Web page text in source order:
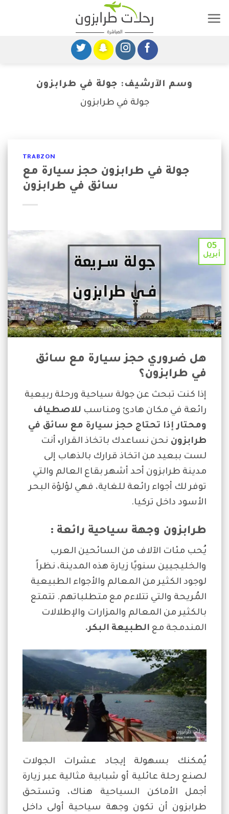
إلى
وسم الآرشيف: جولة في طرابزون
جولة في طرابزون
TRABZON
جولة في طرابزون حجز سيارة مع
سائق في طرابزون
05
أبريل
هل ضروري حجز سيارة مع سائق
في طرابزون؟
إذا كنت تبحث عن جولة سياحية ورحلة ربيعية
رائعة في مكان هادئ ومناسب للاصطياف
ومحتار إذا تحتاج حجز سيارة مع سائق في
طرابزون نحن نساعدك باتخاذ القرار، أنت
لست ببعيد من اتخاذ قرارك بالذهاب إلى
مدينة طرابزون أحد أشهر بقاع العالم والتي
توفر لك أجواء رائعة للغاية، فهي لؤلؤة البحر
الأسود داخل تركيا.
طرابزون وجهة سياحية رائعة :
يُحب مئات الآلاف من السائحين العرب
والخليجيين سنويًا زيارة هذه المدينة، نظراً
لوجود الكثير من المعالم والأجواء الطبيعية
المُريحة والتي تتلاءم مع متطلباتهم. تتمتع
بالكثير من المعالم والمزارات والإطلالات
المندمجة مع الطبيعة البكر.
يُمكنك بسهولة إيجاد عشرات الجولات
لصنع رحلة عائلية أو شبابية مثالية عبر زيارة
أجمل الأماكن السياحية هناك، وتستحق
طرابزون أن تكون وجهة سياحية أولى داخل